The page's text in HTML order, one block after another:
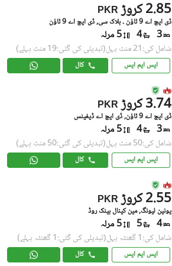
PKR 2.85 کروڑ
ڈی ایچ اے 9 ٹاؤن ۔ بلاک سی, ڈی ایچ اے 9 ٹاؤن
3
4 5 مرلہ
شامل کی:21 منٹ پہل (تبدیلی کی گئی:19 منٹ پہلے)
ایس ایم ایس کال
PKR 3.74 کروڑ
ڈی ایچ اے 9 ٹاؤن, ڈی ایچ اے ڈیفینس
3
4 5 مرلہ
شامل کی:50 منٹ پہل (تبدیلی کی گئی:50 منٹ پہلے)
ایس ایم ایس کال
PKR 2.55 کروڑ
یونین لیونگ, مین کینال بینک روڈ
4
5 5 مرلہ
شامل کی:1 گھنٹہ پہل (تبدیلی کی گئی:1 گھنٹہ پہلے)
ایس ایم ایس کال